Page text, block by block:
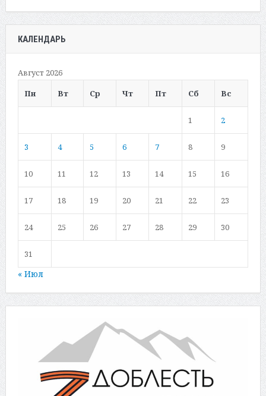
КАЛЕНДАРЬ
Август 2026
Пн
Вт Ср Чт Пт Сб Вс
1 2
3 4 5 6 7 8 9
10 11 12 13 14 15 16
17 18 19 20 21 22 23
24 25 26 27 28 29 30
31
« Июл